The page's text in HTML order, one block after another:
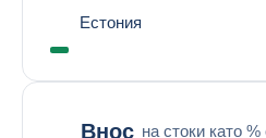
Естония
Внос на стоки като